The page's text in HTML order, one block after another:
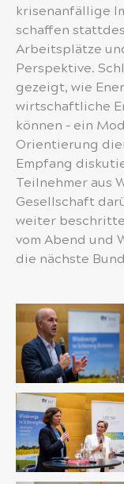
krisenanfällige
schaffen
Arbeitsplätze
Perspektive.
gezeigt, wie
wirtschaftliche
können – ein
Orientierung
Empfang
Teilnehmer aus
Gesellschaft
weiter
vom Abend und
die nächste